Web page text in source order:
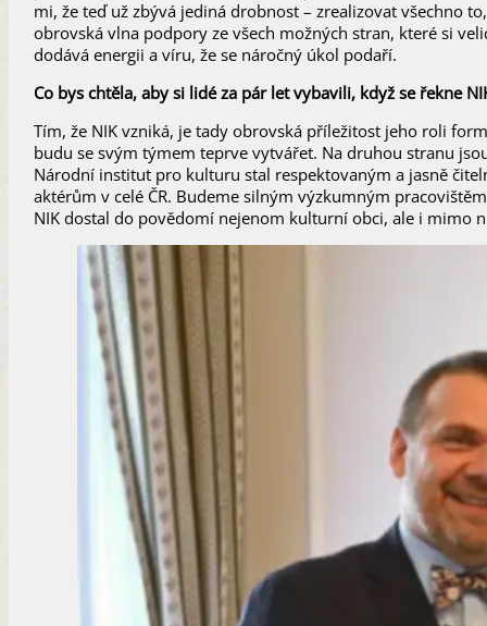
mi, že teď už zbývá jediná drobnost – zrealizovat všechno
obrovská vlna podpory ze všech možných stran, které si
dodává energii a víru, že se náročný úkol podaří.
Co bys chtěla, aby si lidé za pár let vybavili, když se řekne
Tím, že NIK vzniká, je tady obrovská příležitost jeho roli
budu se svým týmem teprve vytvářet. Na druhou stranu
Národní institut pro kulturu stal respektovaným a jasně
aktérům v celé ČR. Budeme silným výzkumným
NIK dostal do povědomí nejenom kulturní obci, ale i mimo